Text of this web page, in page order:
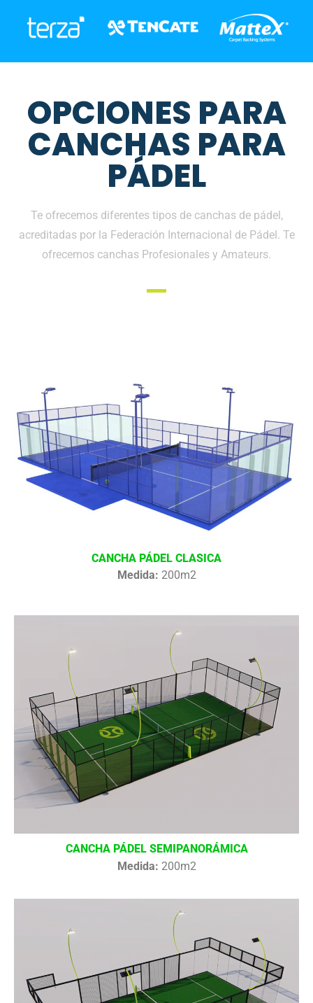
OPCIONES PARA
CANCHAS PARA
PÁDEL
Te ofrecemos diferentes tipos de canchas de pádel,
acreditadas por la Federación Internacional de Pádel. Te
ofrecemos canchas Profesionales y Amateurs.
CANCHA PÁDEL CLASICA
Medida: 200m2
CANCHA PÁDEL SEMIPANORÁMICA
Medida: 200m2